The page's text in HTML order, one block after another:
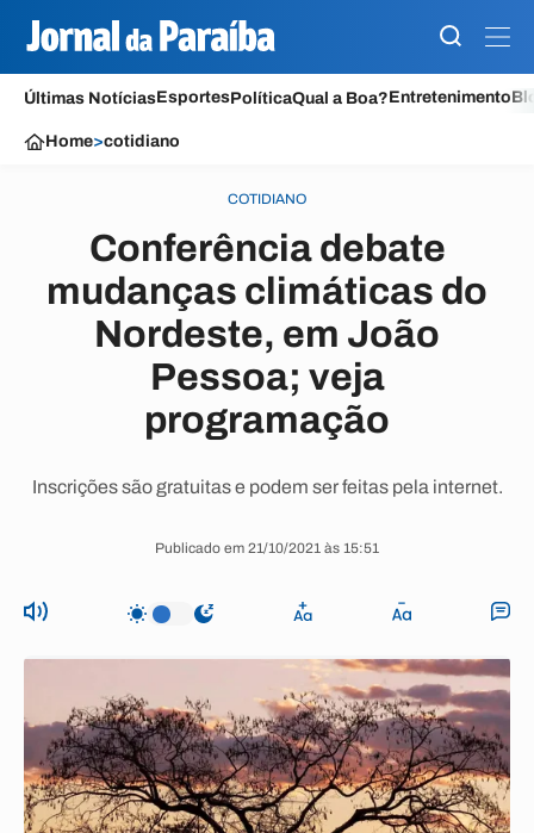
Últimas NotíciasEsportesPolíticaQual a Boa?Entretenimento
Home>cotidiano
COTIDIANO
Conferência debate
mudanças climáticas do
Nordeste, em João
Pessoa; veja
programação
Inscrições são gratuitas e podem ser feitas pela internet.
Publicado em 21/10/2021 às 15:51